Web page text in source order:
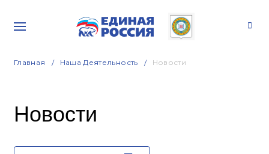
Главная Наша Деятельность Новости
Новости